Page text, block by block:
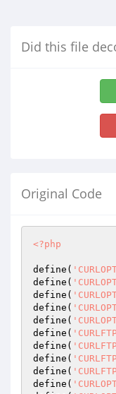
Did this file
Original Code
<?php
define(
define(
define(
define(
define(
define(
define(
define(
define(
define(